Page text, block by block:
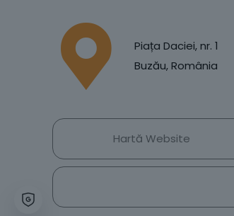
Piața Daciei, nr. 1
Buzău, România
Hartă Website